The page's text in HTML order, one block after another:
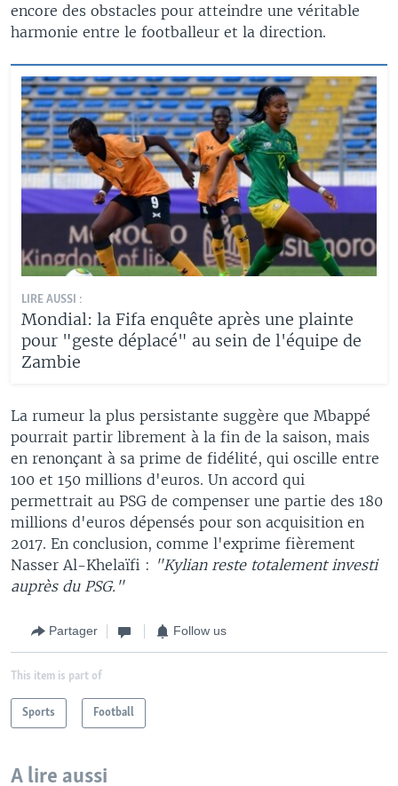
encore des obstacles pour atteindre une véritable
harmonie entre le footballeur et la direction.
LIRE AUSSI :
Mondial: la Fifa enquête après une plainte
pour "geste déplacé" au sein de l'équipe de
Zambie
La rumeur la plus persistante suggère que Mbappé
pourrait partir librement à la fin de la saison, mais
en renonçant à sa prime de fidélité, qui oscille entre
100 et 150 millions d'euros. Un accord qui
permettrait au PSG de compenser une partie des 180
millions d'euros dépensés pour son acquisition en
2017. En conclusion, comme l'exprime fièrement
Nasser Al-Khelaïfi : "Kylian reste totalement investi
auprès du PSG."
Partager Follow us
This item is part of
Sports Football
A lire aussi